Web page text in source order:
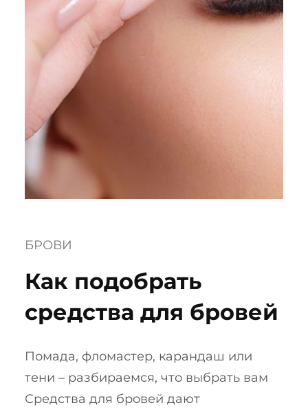
БРОВИ
Как подобрать
средства для бровей
Помада, фломастер, карандаш или
тени – разбираемся, что выбрать вам
Средства для бровей дают